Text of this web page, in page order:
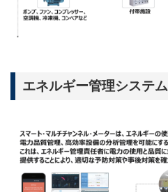
エネルギー管理システム